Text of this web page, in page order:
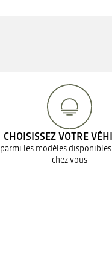
CHOISISSEZ VOTRE
parmi les modèles
chez vous